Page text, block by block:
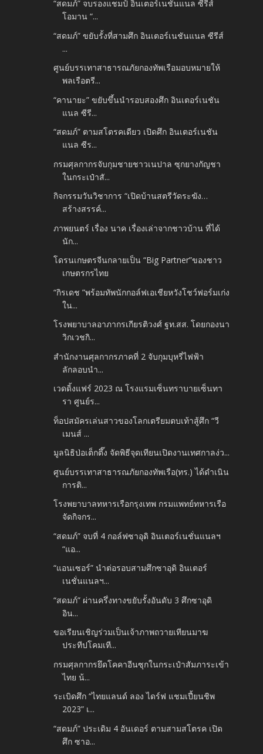
“สดมภ์” จบรองแชมป์ อินเตอร์เนชันแนล ซีรีส์
โอมาน “...
“สดมภ์” ขยับรั้งที่สามศึก อินเตอร์เนชันแนล ซีรีส์
...
ศูนย์บรรเทาสาธารณภัยกองทัพเรือมอบหมายให้
พลเรือตรี...
“คานายะ” ขยับขึ้นนำรอบสองศึก อินเตอร์เนชัน
แนล ซีรี...
“สดมภ์” ตามสโตรคเดียว เปิดศึก อินเตอร์เนชัน
แนล ซีร...
กรมศุลกากรจับกุมชายชาวเนปาล ซุกยางกัญชา
ในกระเป๋าสั...
กิจกรรมวันวิชาการ “เปิดบ้านสตรีวัดระฆัง…
สร้างสรรค์...
ภาพยนตร์ เรื่อง นาค เรื่องเล่าจากชาวบ้าน ที่ได้
นัก...
โดรนเกษตรจีนกลายเป็น “Big Partner”ของชาว
เกษตรกรไทย
“กิรเดช ”พร้อมทัพนักกอล์ฟเอเชียหวังโชว์ฟอร์มเก่ง
ใน...
โรงพยาบาลอาภากรเกียรติวงศ์ ฐท.สส. โดยกองนา
วิกเวชกิ...
สำนักงานศุลกากรภาคที่ 2 จับกุมบุหรี่ไฟฟ้า
ลักลอบนำ...
เวดดิ้งแฟร์ 2023 ณ โรงแรมเซ็นทราบายเซ็นทา
รา ศูนย์ร...
ท็อปสมัครเล่นสาวของโลกเตรียมตบเท้าสู้ศึก “วี
เมนส์ ...
มูลนิธิป่อเต็กตึ๊ง จัดพิธีจุดเทียนเปิดงานเทศกาลง่ว...
ศูนย์บรรเทาสาธารณภัยกองทัพเรือ(ทร.) ได้ดำเนิน
การติ...
โรงพยาบาลทหารเรือกรุงเทพ กรมแพทย์ทหารเรือ
จัดกิจกร...
“สดมภ์” จบที่ 4 กอล์ฟซาอุดิ อินเตอร์เนชั่นแนลฯ
“แอ...
“แอนเซอร์” นำต่อรอบสามศึกซาอุดิ อินเตอร์
เนชั่นแนลฯ...
“สดมภ์” ผ่านครึ่งทางขยับรั้งอันดับ 3 ศึกซาอุดิ
อิน...
ขอเรียนเชิญร่วมเป็นเจ้าภาพถวายเทียนมาฆ
ประทีปโคมเที...
กรมศุลกากรยึดโคคาอีนซุกในกระเป๋าสัมภาระเข้า
ไทย น้...
ระเบิดศึก “ไทยแลนด์ ลอง ไดร์ฟ แชมเปี้ยนชิพ
2023” เ...
“สดมภ์” ประเดิม 4 อันเดอร์ ตามสามสโตรค เปิด
ศึก ซาอ...